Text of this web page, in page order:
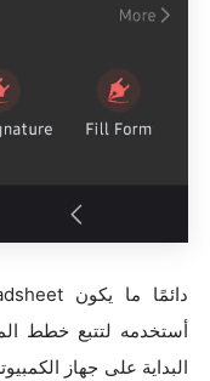
أستخدمه لتتبع خطط
البداية على جهاز